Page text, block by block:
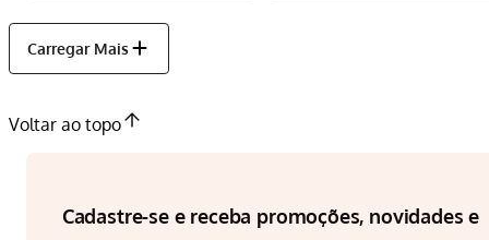
Voltar ao topo
Cadastre-se e receba promoções, novidades e